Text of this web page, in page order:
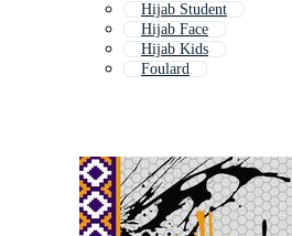
Hijab Student
Hijab Face
Hijab Kids
Foulard